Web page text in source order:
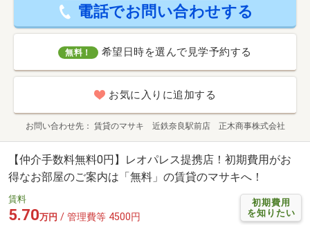
電話でお問い合わせする
無料！ 希望日時を選んで見学予約する
お気に入りに追加する
お問い合わせ先 賃貸のマサキ 近鉄奈良駅前店 正木商事株式会社
【仲介手数料無料0円】レオパレス提携店！初期費用がお
得なお部屋のご案内は「無料」の賃貸のマサキへ！
初期費用
を知りたい
賃料
5.70万円 / 管理費等 4500円